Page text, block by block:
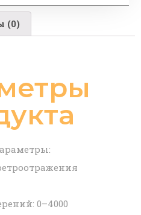
(0)
0–4000